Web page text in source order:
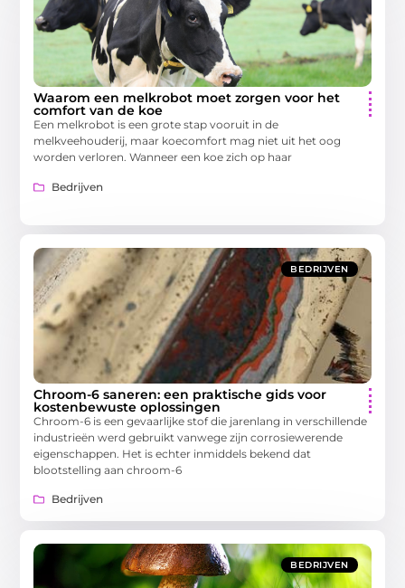
Waarom een melkrobot moet zorgen voor het
comfort van de koe
Een melkrobot is een grote stap vooruit in de
melkveehouderij, maar koecomfort mag niet uit het oog
worden verloren. Wanneer een koe zich op haar
Bedrijven
BEDRIJVEN
Chroom-6 saneren: een praktische gids voor
kostenbewuste oplossingen
Chroom-6 is een gevaarlijke stof die jarenlang in verschillende
industrieën werd gebruikt vanwege zijn corrosiewerende
eigenschappen. Het is echter inmiddels bekend dat
blootstelling aan chroom-6
Bedrijven
BEDRIJVEN